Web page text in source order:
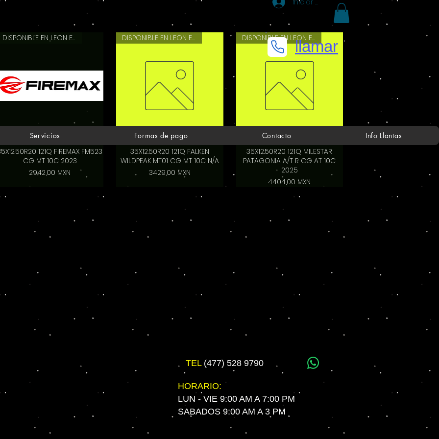
DISPONIBLE EN LEON EN 2 HRS
121Q FIREMAX FM523
CG MT 10C 2023
Precio
2942,00 MXN
DISPONIBLE EN LEON EN 2 HRS
35X12.50R20 121Q FALKEN
WILDPEAK MT01 CG MT 10C N/A
Precio
3429,00 MXN
DISPONIBLE EN LEON EN 2 HRS
35X12.50R20 121Q MILESTAR
PATAGONIA A/T R CG AT 10C
2025
Precio
4404,00 MXN
Servicios Formas de pago Contacto Info Llantas
llamar
TEL (477) 528 9790
HORARIO:
LUN - VIE 9:00 AM A 7:00 PM
SABADOS 9:00 AM A 3 PM